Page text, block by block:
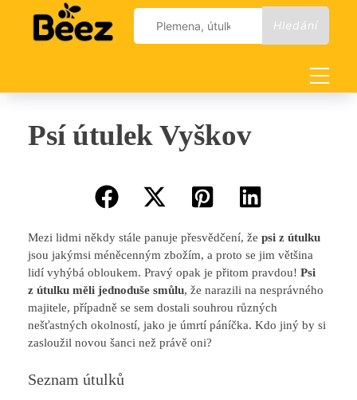
content
Vyhledávání
Psí útulek Vyškov
Mezi lidmi někdy stále panuje přesvědčení, že psi z útulku
jsou jakýmsi méněcenným zbožím, a proto se jim většina
lidí vyhýbá obloukem. Pravý opak je přitom pravdou! Psi
z útulku měli jednoduše smůlu, že narazili na nesprávného
majitele, případně se sem dostali souhrou různých
nešťastných okolností, jako je úmrtí páníčka. Kdo jiný by si
zasloužil novou šanci než právě oni?
Seznam útulků